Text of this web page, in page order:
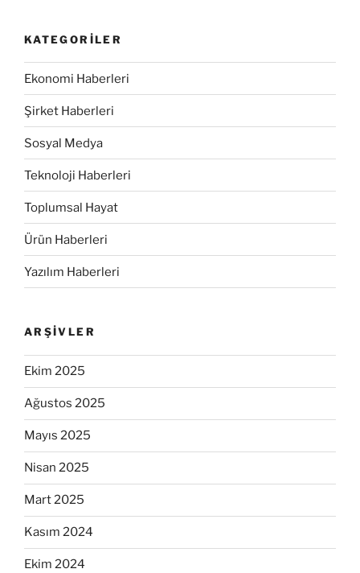
KATEGORILER
Ekonomi Haberleri
Şirket Haberleri
Sosyal Medya
Teknoloji Haberleri
Toplumsal Hayat
Ürün Haberleri
Yazılım Haberleri
ARŞIVLER
Ekim 2025
Ağustos 2025
Mayıs 2025
Nisan 2025
Mart 2025
Kasım 2024
Ekim 2024